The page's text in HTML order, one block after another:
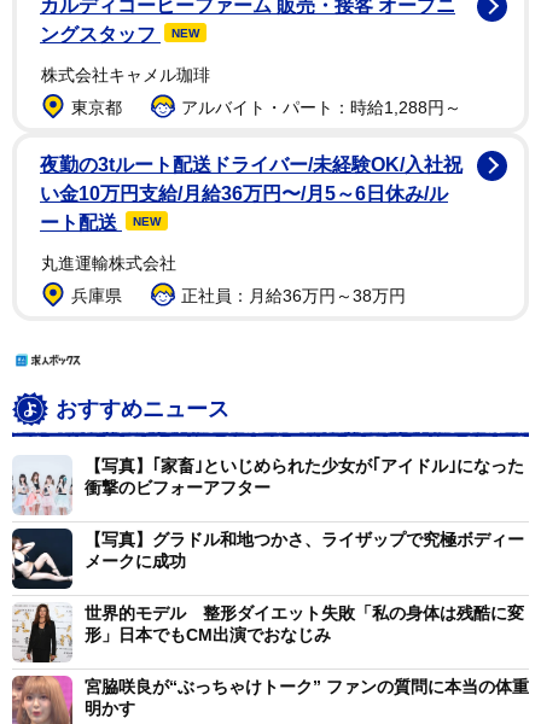
カルディコーヒーファーム 販売・接客 オープニ
ングスタッフ
NEW
株式会社キャメル珈琲
東京都
アルバイト・パート：時給1,288円～
夜勤の3tルート配送ドライバー/未経験OK/入社祝
い金10万円支給/月給36万円〜/月5～6日休み/ル
ート配送
NEW
丸進運輸株式会社
兵庫県
正社員：月給36万円～38万円
おすすめニュース
【写真】｢家畜｣といじめられた少女が｢アイドル｣になった
衝撃のビフォーアフター
【写真】グラドル和地つかさ、ライザップで究極ボディー
メークに成功
世界的モデル 整形ダイエット失敗「私の身体は残酷に変
形」日本でもCM出演でおなじみ
宮脇咲良が“ぶっちゃけトーク” ファンの質問に本当の体重
明かす